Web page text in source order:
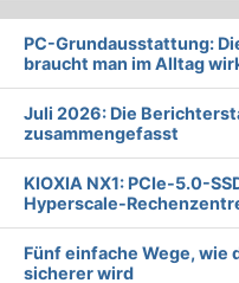
PC-Grundausstattung:
braucht man im Alltag
Juli 2026: Die
zusammengefasst
KIOXIA NX1: PCIe-5.0-
Hyperscale-
Fünf einfache Wege, wie
sicherer wird